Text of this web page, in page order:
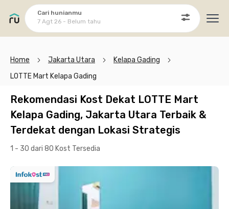
Cari hunianmu
7 Agt 26 - Belum tahu
Home Jakarta Utara
Kelapa Gading
LOTTE Mart Kelapa Gading
Rekomendasi Kost Dekat LOTTE Mart
Kelapa Gading, Jakarta Utara Terbaik &
Terdekat dengan Lokasi Strategis
1 - 30 dari 80 Kost Tersedia